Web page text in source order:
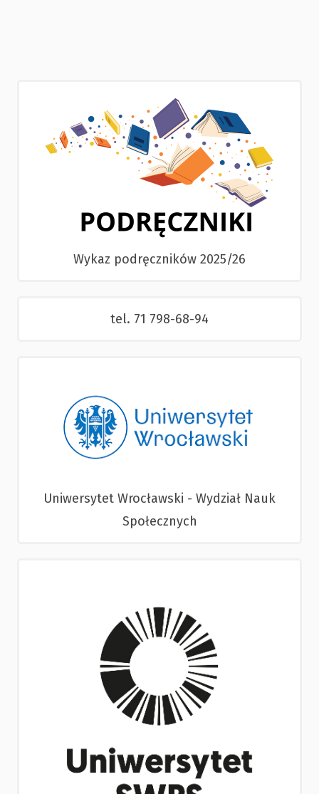
Wykaz podręczników 2025/26
tel. 71 798-68-94
Uniwersytet Wrocławski - Wydział Nauk
Społecznych